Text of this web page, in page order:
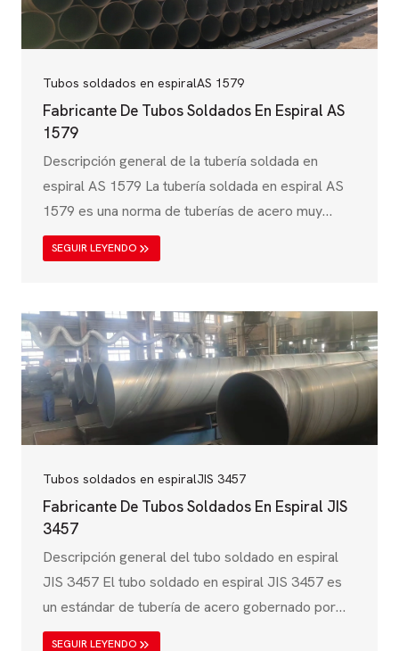
requisitos mecánicos, químicos y…
Tubos soldados en espiralAS 1579
Fabricante De Tubos Soldados En Espiral AS
1579
Descripción general de la tubería soldada en
espiral AS 1579 La tubería soldada en espiral AS
1579 es una norma de tuberías de acero muy
utilizada en Australia y Nueva Zelanda, diseñada
principalmente para la transmisión de agua, el
industriales. Regido por la norma australiana AS
1579, esta especificación garantiza una alta
resistencia, resistencia a la corrosión y durabilidad,
por lo que es una opción ideal para&#8230..;
SEGUIR LEYENDO
Tubos soldados en espiralJIS 3457
Fabricante De Tubos Soldados En Espiral JIS
3457
Descripción general del tubo soldado en espiral
JIS 3457 El tubo soldado en espiral JIS 3457 es
un estándar de tubería de acero gobernado por
los Estándares Industriales Japoneses (JIS),
SEGUIR LEYENDO